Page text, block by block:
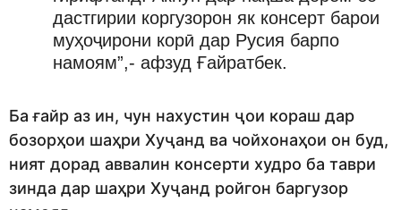
дастгирии коргузорон як консерт барои
муҳоҷирони корӣ дар Русия барпо
намоям”,- афзуд Ғайратбек.
Ба ғайр аз ин, чун нахустин ҷои кораш дар
бозорҳои шаҳри Хуҷанд ва чойхонаҳои он буд,
ният дорад аввалин консерти худро ба таври
зинда дар шаҳри Хуҷанд ройгон баргузор